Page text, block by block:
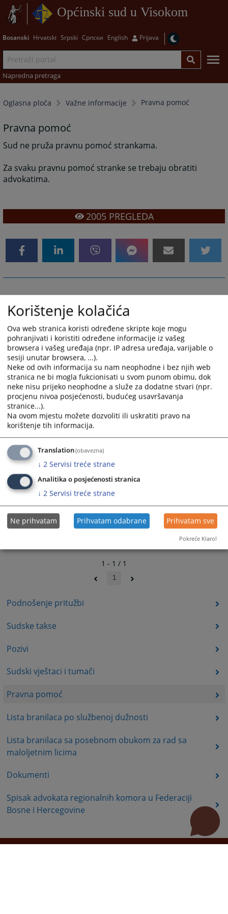
Općinski sud u Visokom
Bosanski Hrvatski Srpski Српски English Prijava
Napredna pretraga
Oglasna ploča Važne informacije Pravna pomoć
Podnošenje pritužbi
Sudske takse
Pozivi
Sudski vještaci i tumači
Pravna pomoć
Lista branilaca po službenoj dužnosti
Lista branilaca sa posebnom obukom za rad sa
maloljetnim licima
Dokumenti
Spisak advokata regionalnih komora u Federaciji
Bosne i Hercegovine
Pravna pomoć
Sud ne pruža pravnu pomoć strankama.
Za svaku pravnu pomoć stranke se trebaju obratiti
advokatima.
2005PREGLEDA
1 - 1 / 1
1
Korištenje kolačića
Ova web stranica koristi određene skripte koje mogu
pohranjivati i koristiti određene informacije iz vašeg
browsera i vašeg uređaja (npr. IP adresa uređaja, varijable o
sesiji unutar browsera, ...).
Neke od ovih informacija su nam neophodne i bez njih web
stranica ne bi mogla fukcionisati u svom punom obimu, dok
neke nisu prijeko neophodne a služe za dodatne stvari (npr.
procjenu nivoa posjećenosti, budućeg usavršavanja
stranice...).
Na ovom mjestu možete dozvoliti ili uskratiti pravo na
korištenje tih informacija.
Translation(obavezna)
↓ 2 Servisi treće strane
Analitika o posjećenosti stranica
↓ 2 Servisi treće strane
Ne prihvatam Prihvatam odabrane Prihvatam sve
Pokreće Klaro!